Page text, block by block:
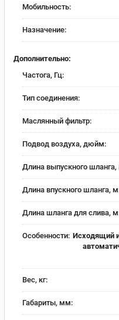
Мобильность:
Назначение:
Дополнительно:
Частога, Гц:
Тип соединения:
Маслянный фильтр:
Подвод воздуха, дюйм:
Длина выпускного шланга,
Длина впускного шланга,
Длина шланга для слива,
Особенности: Исходящий
Вес, кг:
Габариты, мм: